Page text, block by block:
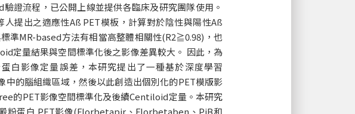
流程，已公開上線並提供各臨床及研究團隊使用。
提出之適應性Aß PET模板，計算對於陰性與陽性Aß
準MR-based方法有相當高整體相關性(R2≧0.98)，也
定量結果與空間標準化後之影像差異較大。 因此，為
白影像定量誤差，本研究提出了一種基於深度學習
的腦組織區域，然後以此創造出個別化的PET模版影
的PET影像空間標準化及後續Centiloid定量。本研究
粉蛋白 PET影像(Florbetapir、Florbetaben、PiB和